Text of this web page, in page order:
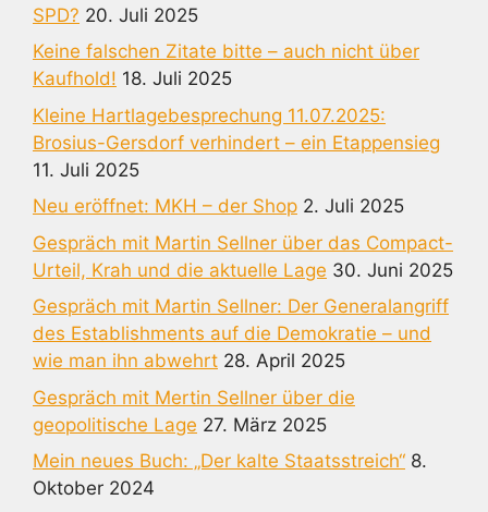
SPD? 20. Juli 2025
Keine falschen Zitate bitte – auch nicht über
Kaufhold! 18. Juli 2025
Kleine Hartlagebesprechung 11.07.2025:
Brosius-Gersdorf verhindert – ein Etappensieg
11. Juli 2025
Neu eröffnet: MKH – der Shop 2. Juli 2025
Gespräch mit Martin Sellner über das Compact-
Urteil, Krah und die aktuelle Lage 30. Juni 2025
Gespräch mit Martin Sellner: Der Generalangriff
des Establishments auf die Demokratie – und
wie man ihn abwehrt 28. April 2025
Gespräch mit Mertin Sellner über die
geopolitische Lage 27. März 2025
Mein neues Buch: „Der kalte Staatsstreich“ 8.
Oktober 2024